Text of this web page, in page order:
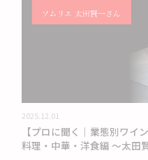
2025.12.01
【プロに聞く｜業態別ワイ
料理・中華・洋食編 〜太田